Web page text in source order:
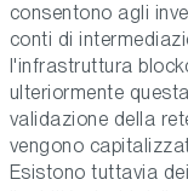
consentono agli
conti di
l'infrastruttura
ulteriormente
validazione della
vengono
Esistono tuttavia